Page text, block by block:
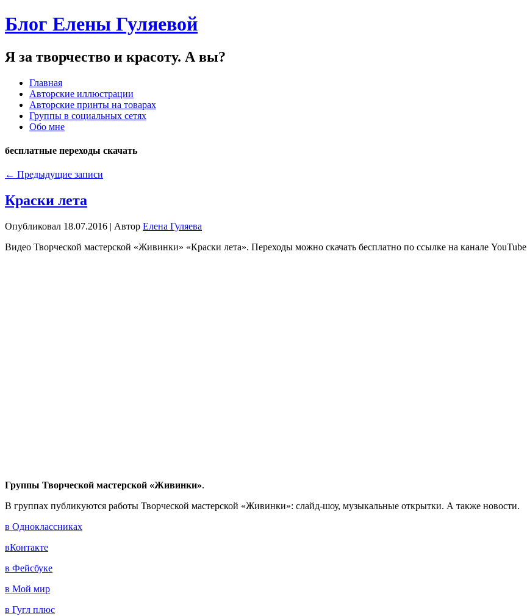
Блог Елены Гуляевой
Я за творчество и красоту. А вы?
Главная
Авторские иллюстрации
Авторские принты на товарах
Группы в социальных сетях
Обо мне
бесплатные переходы скачать
← Предыдущие записи
Краски лета
Опубликовал 18.07.2016 | Автор Елена Гуляева
Видео Творческой мастерской «Живинки» «Краски лета». Переходы можно скачать бесплатно по ссылке на канале YouTube
Группы Творческой мастерской «Живинки».
В группах публикуются работы Творческой мастерской «Живинки»: слайд-шоу, музыкальные открытки. А также новости.
в Одноклассниках
вКонтакте
в Фейсбуке
в Мой мир
в Гугл плюс